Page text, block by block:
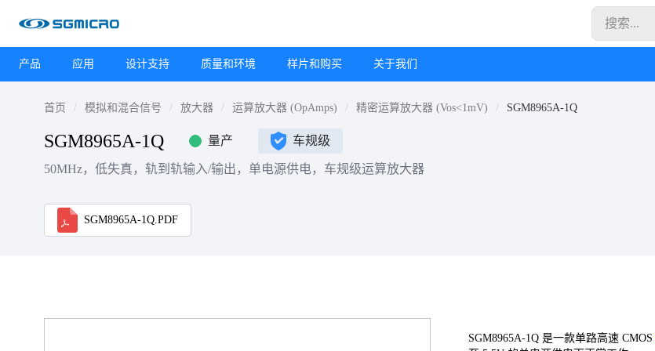
产品 应用 设计支持 质量和环境 样片和购买 关于我们
首页 模拟和混合信号 放大器 运算放大器 (OpAmps) 精密运算放大器 (Vos<1mV) SGM8965A-1Q
SGM8965A-1Q 量产 车规级
50MHz，低失真，轨到轨输入/输出，单电源供电，车规级运算放大器
SGM8965A-1Q.PDF
SGM8965A-1Q 是一款单路高速 CMOS